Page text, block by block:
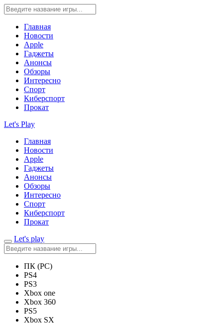
Главная
Новости
Apple
Гаджеты
Анонсы
Обзоры
Интересно
Спорт
Киберспорт
Прокат
Let's Play
Главная
Новости
Apple
Гаджеты
Анонсы
Обзоры
Интересно
Спорт
Киберспорт
Прокат
Let's play
ПК (PC)
PS4
PS3
Xbox one
Xbox 360
PS5
Xbox SX